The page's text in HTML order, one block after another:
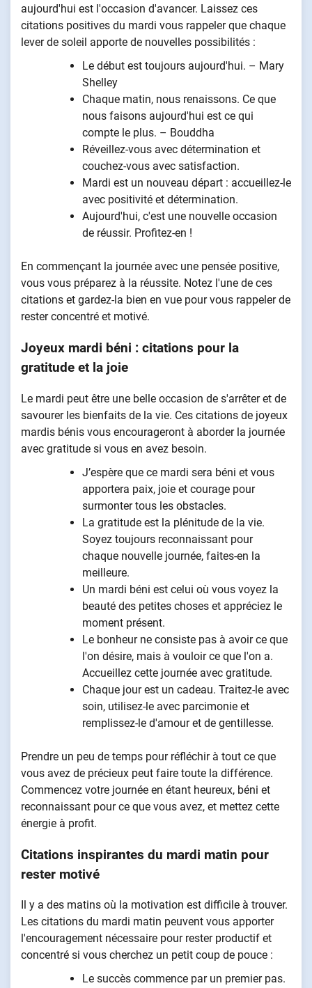
aujourd'hui est l'occasion d'avancer. Laissez ces
citations positives du mardi vous rappeler que chaque
lever de soleil apporte de nouvelles possibilités :
Le début est toujours aujourd'hui. – Mary
Shelley
Chaque matin, nous renaissons. Ce que
nous faisons aujourd'hui est ce qui
compte le plus. – Bouddha
Réveillez-vous avec détermination et
couchez-vous avec satisfaction.
Mardi est un nouveau départ : accueillez-le
avec positivité et détermination.
Aujourd'hui, c'est une nouvelle occasion
de réussir. Profitez-en !
En commençant la journée avec une pensée positive,
vous vous préparez à la réussite. Notez l'une de ces
citations et gardez-la bien en vue pour vous rappeler de
rester concentré et motivé.
Joyeux mardi béni : citations pour la
gratitude et la joie
Le mardi peut être une belle occasion de s'arrêter et de
savourer les bienfaits de la vie. Ces citations de joyeux
mardis bénis vous encourageront à aborder la journée
avec gratitude si vous en avez besoin.
J’espère que ce mardi sera béni et vous
apportera paix, joie et courage pour
surmonter tous les obstacles.
La gratitude est la plénitude de la vie.
Soyez toujours reconnaissant pour
chaque nouvelle journée, faites-en la
meilleure.
Un mardi béni est celui où vous voyez la
beauté des petites choses et appréciez le
moment présent.
Le bonheur ne consiste pas à avoir ce que
l'on désire, mais à vouloir ce que l'on a.
Accueillez cette journée avec gratitude.
Chaque jour est un cadeau. Traitez-le avec
soin, utilisez-le avec parcimonie et
remplissez-le d'amour et de gentillesse.
Prendre un peu de temps pour réfléchir à tout ce que
vous avez de précieux peut faire toute la différence.
Commencez votre journée en étant heureux, béni et
reconnaissant pour ce que vous avez, et mettez cette
énergie à profit.
Citations inspirantes du mardi matin pour
rester motivé
Il y a des matins où la motivation est difficile à trouver.
Les citations du mardi matin peuvent vous apporter
l'encouragement nécessaire pour rester productif et
concentré si vous cherchez un petit coup de pouce :
Le succès commence par un premier pas.